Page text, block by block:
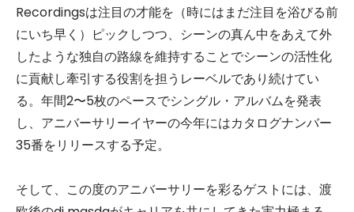
Recordingsは注目の才能を（時にはまだ注目を浴びる前
にいち早く）ピックしつつ、シーンの真ん中をあえて外
したような独自の路線を維持することでシーンの活性化
に貢献し牽引する役割を担うレーベルであり続けてい
る。年間2〜5枚のペースでシングル・アルバムを発表
し、アニバーサリーイヤーの今年にはカタログナンバー
35番をリリースする予定。
そして、この度のアニバーサリーを彩るゲストには、渡